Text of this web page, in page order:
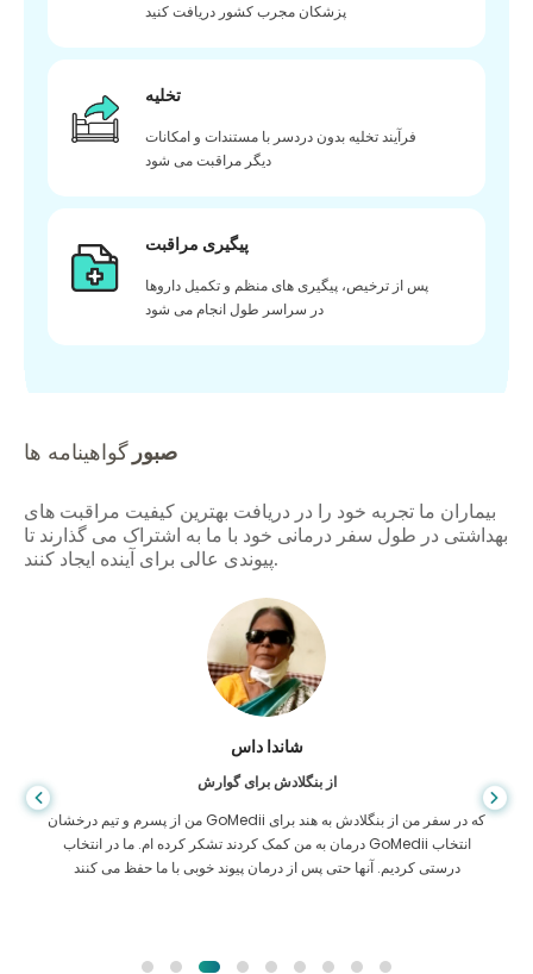
پزشکان مجرب کشور دریافت کنید
تخلیه
فرآیند تخلیه بدون دردسر با مستندات و امکانات
دیگر مراقبت می شود
پیگیری مراقبت
پس از ترخیص، پیگیری های منظم و تکمیل داروها
در سراسر طول انجام می شود
صبور گواهینامه ها
بیماران ما تجربه خود را در دریافت بهترین کیفیت مراقبت های
بهداشتی در طول سفر درمانی خود با ما به اشتراک می گذارند تا
پیوندی عالی برای آینده ایجاد کنند.
شاندا داس
از بنگلادش برای گوارش
من از پسرم و تیم درخشان GoMedii که در سفر من از بنگلادش به هند برای
درمان به من کمک کردند تشکر کرده ام. ما در انتخاب GoMedii انتخاب
درستی کردیم. آنها حتی پس از درمان پیوند خوبی با ما حفظ می کنند